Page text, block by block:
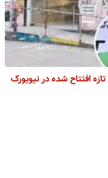
افتتاح شده در نیویورک